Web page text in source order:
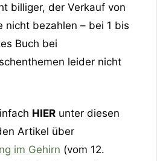
billiger, der Verkauf von
nicht bezahlen – bei 1 bis
Buch bei
leider nicht
HIER unter diesen
Artikel über
im Gehirn (vom 12.